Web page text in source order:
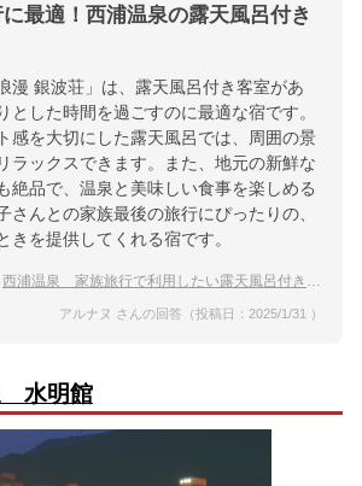
最適！西浦温泉の露天風呂付き
漫 銀波荘」は、露天風呂付き客室があ
とした時間を過ごすのに最適な宿です。
感を大切にした露天風呂では、周囲の景
ラックスできます。また、地元の新鮮な
絶品で、温泉と美味しい食事を楽しめる
さんとの家族最後の旅行にぴったりの、
きを提供してくれる宿です。
西浦温泉 家族旅行で利用したい露天風呂付き客室がある宿
アルナヌ さんの回答（投稿日：2025/1/31 ）
水明館